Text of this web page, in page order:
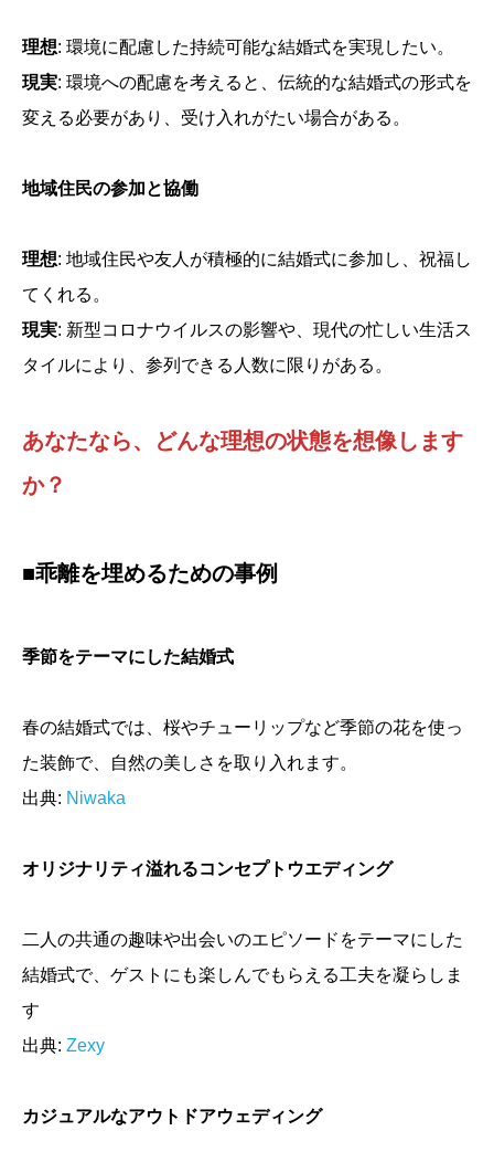
理想: 環境に配慮した持続可能な結婚式を実現したい。
現実: 環境への配慮を考えると、伝統的な結婚式の形式を
変える必要があり、受け入れがたい場合がある。
地域住民の参加と協働
理想: 地域住民や友人が積極的に結婚式に参加し、祝福し
てくれる。
現実: 新型コロナウイルスの影響や、現代の忙しい生活ス
タイルにより、参列できる人数に限りがある。
あなたなら、どんな理想の状態を想像します
か？
■乖離を埋めるための事例
季節をテーマにした結婚式
春の結婚式では、桜やチューリップなど季節の花を使っ
た装飾で、自然の美しさを取り入れます。
出典: Niwaka
オリジナリティ溢れるコンセプトウエディング
二人の共通の趣味や出会いのエピソードをテーマにした
結婚式で、ゲストにも楽しんでもらえる工夫を凝らしま
す
出典: Zexy
カジュアルなアウトドアウェディング